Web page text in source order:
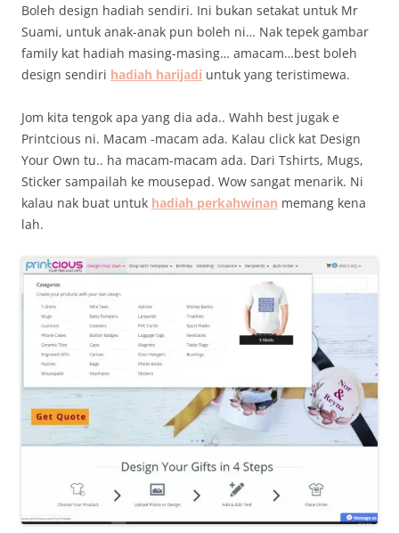
Boleh design hadiah sendiri. Ini bukan setakat untuk Mr
Suami, untuk anak-anak pun boleh ni… Nak tepek gambar
family kat hadiah masing-masing… amacam…best boleh
design sendiri hadiah harijadi untuk yang teristimewa.
Jom kita tengok apa yang dia ada.. Wahh best jugak e
Printcious ni. Macam -macam ada. Kalau click kat Design
Your Own tu.. ha macam-macam ada. Dari Tshirts, Mugs,
Sticker sampailah ke mousepad. Wow sangat menarik. Ni
kalau nak buat untuk hadiah perkahwinan memang kena
lah.